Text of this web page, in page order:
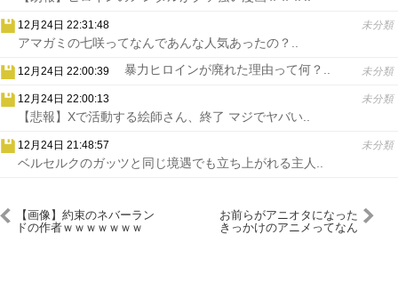
12月24日 22:31:48 未分類
アマガミの七咲ってなんであんな人気あったの？..
12月24日 22:00:39 未分類
暴力ヒロインが廃れた理由って何？..
12月24日 22:00:13 未分類
【悲報】Xで活動する絵師さん、終了 マジでヤバい..
12月24日 21:48:57 未分類
ベルセルクのガッツと同じ境遇でも立ち上がれる主人..
【画像】約束のネバーラン
ドの作者ｗｗｗｗｗｗｗ
お前らがアニオタになった
きっかけのアニメってなん